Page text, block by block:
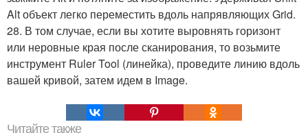
Alt объект легко переместить вдоль напрявляющих Grid.
28. В том случае, если вы хотите выровнять горизонт
или неровные края после сканирования, то возьмите
инструмент Ruler Tool (линейка), проведите линию вдоль
вашей кривой, затем идем в Image.
Читайте также